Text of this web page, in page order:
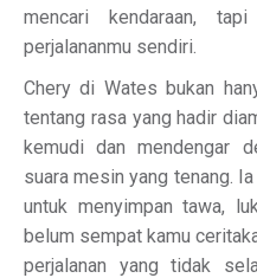
mencari kendaraan,
perjalananmu sendiri.
Chery di Wates bukan
tentang rasa yang hadir
kemudi dan mendengar
suara mesin yang tenang.
untuk menyimpan tawa,
belum sempat kamu
perjalanan yang tidak